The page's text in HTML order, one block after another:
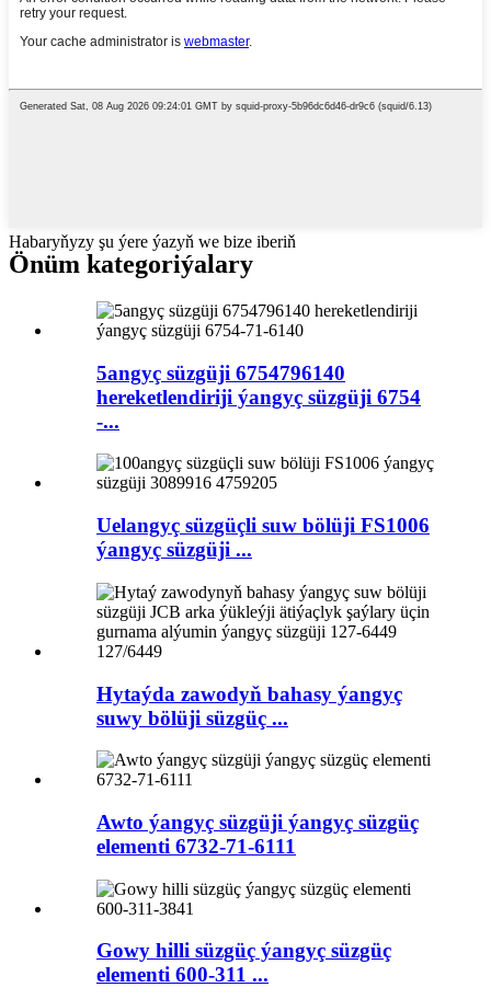
Habaryňyzy şu ýere ýazyň we bize iberiň
Önüm kategoriýalary
5angyç süzgüji 6754796140
hereketlendiriji ýangyç süzgüji 6754
-...
Uelangyç süzgüçli suw bölüji FS1006
ýangyç süzgüji ...
Hytaýda zawodyň bahasy ýangyç
suwy bölüji süzgüç ...
Awto ýangyç süzgüji ýangyç süzgüç
elementi 6732-71-6111
Gowy hilli süzgüç ýangyç süzgüç
elementi 600-311 ...